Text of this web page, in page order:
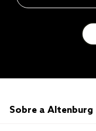
Sobre a Altenburg